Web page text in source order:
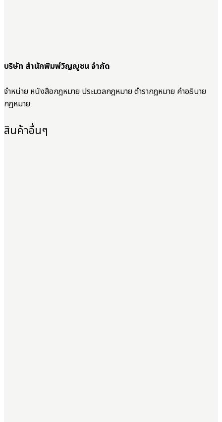
บริษัท สำนักพิมพ์วิญญูชน จำกัด
จำหน่าย หนังสือกฎหมาย ประมวลกฎหมาย ตำรากฎหมาย คำอธิบาย
กฎหมาย
สินค้าอื่นๆ